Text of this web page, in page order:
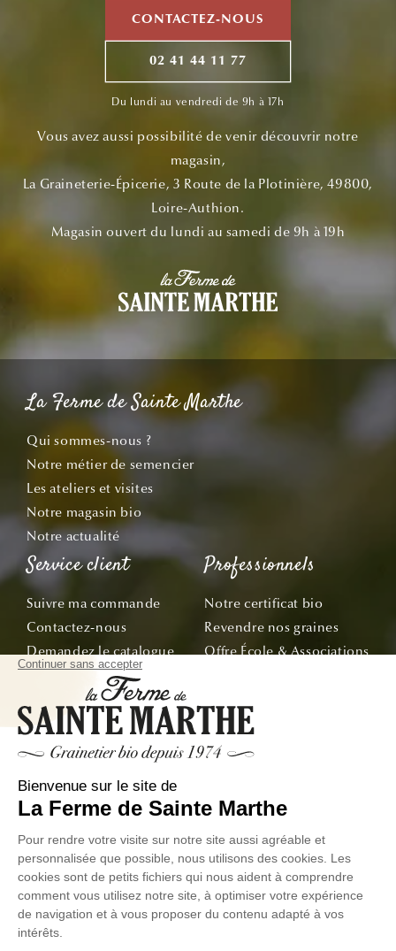
CONTACTEZ-NOUS
02 41 44 11 77
Du lundi au vendredi de 9h à 17h
Vous avez aussi possibilité de venir découvrir notre
magasin,
La Graineterie-Épicerie, 3 Route de la Plotinière, 49800,
Loire-Authion.
Magasin ouvert du lundi au samedi de 9h à 19h
La Ferme de Sainte Marthe
Qui sommes-nous ?
Notre métier de semencier
Les ateliers et visites
Notre magasin bio
Notre actualité
Service client
Suivre ma commande
Contactez-nous
Demandez le catalogue
Bon de commande
Tous nos conseils
Professionnels
Notre certificat bio
Revendre nos graines
Offre École & Associations
Abonnez-vous
E-mail
© La Ferme de Sainte Marthe - Tous droit réservés
Données